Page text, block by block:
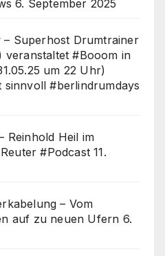
6. September 2025
– Superhost Drumtrainer
veranstaltet #Booom in
um 22 Uhr)
#berlindrumdays
Reinhold Heil im
#Podcast 11.
– Vom
auf zu neuen Ufern 6.